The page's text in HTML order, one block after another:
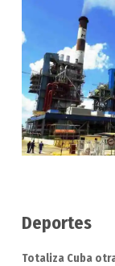
Deportes
Totaliza Cuba